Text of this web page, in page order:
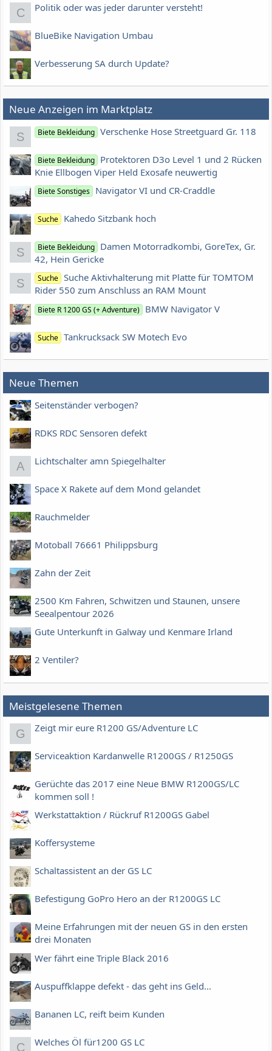
C Politik oder was jeder darunter versteht!
BlueBike Navigation Umbau
Verbesserung SA durch Update?
Neue Anzeigen im Marktplatz
S Biete Bekleidung Verschenke Hose Streetguard Gr. 118
Biete Bekleidung Protektoren D3o Level 1 und 2 Rücken
Knie Ellbogen Viper Held Exosafe neuwertig
Biete Sonstiges Navigator VI und CR-Craddle
Suche Kahedo Sitzbank hoch
S Biete Bekleidung Damen Motorradkombi, GoreTex, Gr.
42, Hein Gericke
S Suche Suche Aktivhalterung mit Platte für TOMTOM
Rider 550 zum Anschluss an RAM Mount
Biete R 1200 GS (+ Adventure) BMW Navigator V
Suche Tankrucksack SW Motech Evo
Neue Themen
Seitenständer verbogen?
RDKS RDC Sensoren defekt
A Lichtschalter amn Spiegelhalter
Space X Rakete auf dem Mond gelandet
Rauchmelder
Motoball 76661 Philippsburg
Zahn der Zeit
2500 Km Fahren, Schwitzen und Staunen, unsere
Seealpentour 2026
Gute Unterkunft in Galway und Kenmare Irland
2 Ventiler?
Meistgelesene Themen
G Zeigt mir eure R1200 GS/Adventure LC
Serviceaktion Kardanwelle R1200GS / R1250GS
Gerüchte das 2017 eine Neue BMW R1200GS/LC
kommen soll !
Werkstattaktion / Rückruf R1200GS Gabel
Koffersysteme
Schaltassistent an der GS LC
Befestigung GoPro Hero an der R1200GS LC
Meine Erfahrungen mit der neuen GS in den ersten
drei Monaten
Wer fährt eine Triple Black 2016
Auspuffklappe defekt - das geht ins Geld...
Bananen LC, reift beim Kunden
C Welches Öl für1200 GS LC